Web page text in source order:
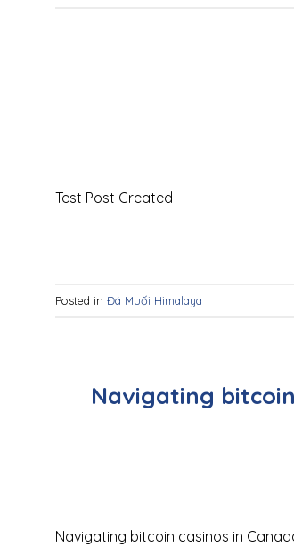
Test Post Created
Posted in Đá Muối Himalaya
Navigating
Navigating bitcoin casinos in